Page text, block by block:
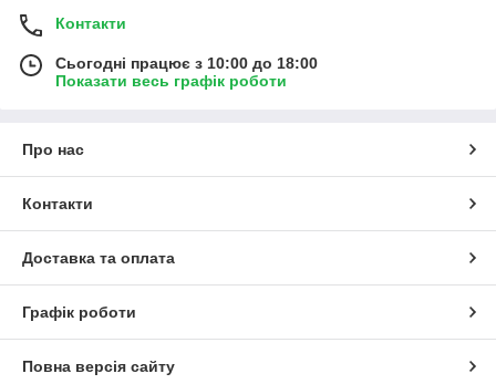
Контакти
Сьогодні працює з 10:00 до 18:00
Показати весь графік роботи
Про нас
Контакти
Доставка та оплата
Графік роботи
Повна версія сайту